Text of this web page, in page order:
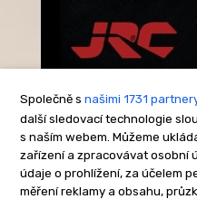
Společně s našimi 1731
další sledovací technologie
s naším webem. Můžeme
zařízení a zpracovávat osobní
údaje o prohlížení, za účelem
měření reklamy a obsahu,
-